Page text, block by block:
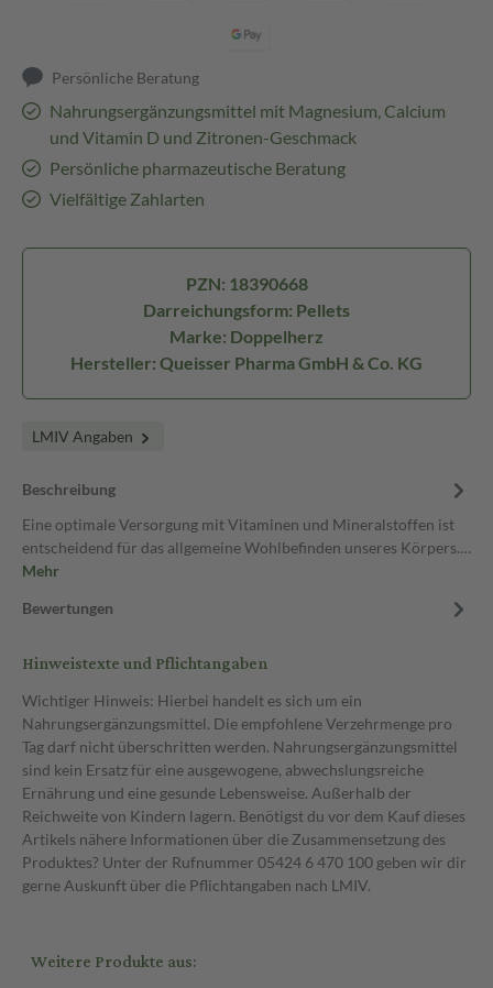
Persönliche Beratung
Nahrungsergänzungsmittel mit Magnesium, Calcium
und Vitamin D und Zitronen-Geschmack
Persönliche pharmazeutische Beratung
Vielfältige Zahlarten
PZN: 18390668
Darreichungsform: Pellets
Marke: Doppelherz
Hersteller: Queisser Pharma GmbH & Co. KG
LMIV Angaben
Beschreibung
Eine optimale Versorgung mit Vitaminen und Mineralstoffen ist
entscheidend für das allgemeine Wohlbefinden unseres Körpers.…
Mehr
Bewertungen
Hinweistexte und Pflichtangaben
Wichtiger Hinweis: Hierbei handelt es sich um ein
Nahrungsergänzungsmittel. Die empfohlene Verzehrmenge pro
Tag darf nicht überschritten werden. Nahrungsergänzungsmittel
sind kein Ersatz für eine ausgewogene, abwechslungsreiche
Ernährung und eine gesunde Lebensweise. Außerhalb der
Reichweite von Kindern lagern. Benötigst du vor dem Kauf dieses
Artikels nähere Informationen über die Zusammensetzung des
Produktes? Unter der Rufnummer 05424 6 470 100 geben wir dir
gerne Auskunft über die Pflichtangaben nach LMIV.
Weitere Produkte aus: